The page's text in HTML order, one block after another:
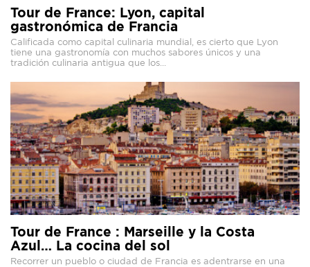
Tour de France: Lyon, capital
gastronómica de Francia
Calificada como capital culinaria mundial, es cierto que Lyon
tiene una gastronomía con muchos sabores únicos y una
tradición culinaria antigua que los...
Tour de France : Marseille y la Costa
Azul… La cocina del sol
Recorrer un pueblo o ciudad de Francia es adentrarse en una